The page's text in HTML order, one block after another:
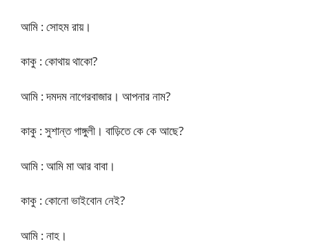
আমি : সোহম রায়।
কাকু : কোথায় থাকো?
আমি : দমদম নাগেরবাজার। আপনার নাম?
কাকু : সুশান্ত গাঙ্গুলী। বাড়িতে কে কে আছে?
আমি : আমি মা আর বাবা।
কাকু : কোনো ভাইবোন নেই?
আমি : নাহ।